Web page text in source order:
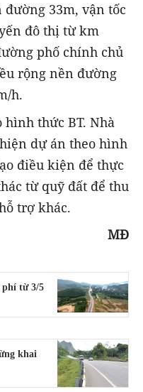
33m, vận tốc
đô thị từ km
phố chính chủ
rộng nền đường
h.
thức BT. Nhà
dự án theo hình
điều kiện để thực
từ quỹ đất để thu
trợ khác.
MĐ
phí từ 3/5
khai